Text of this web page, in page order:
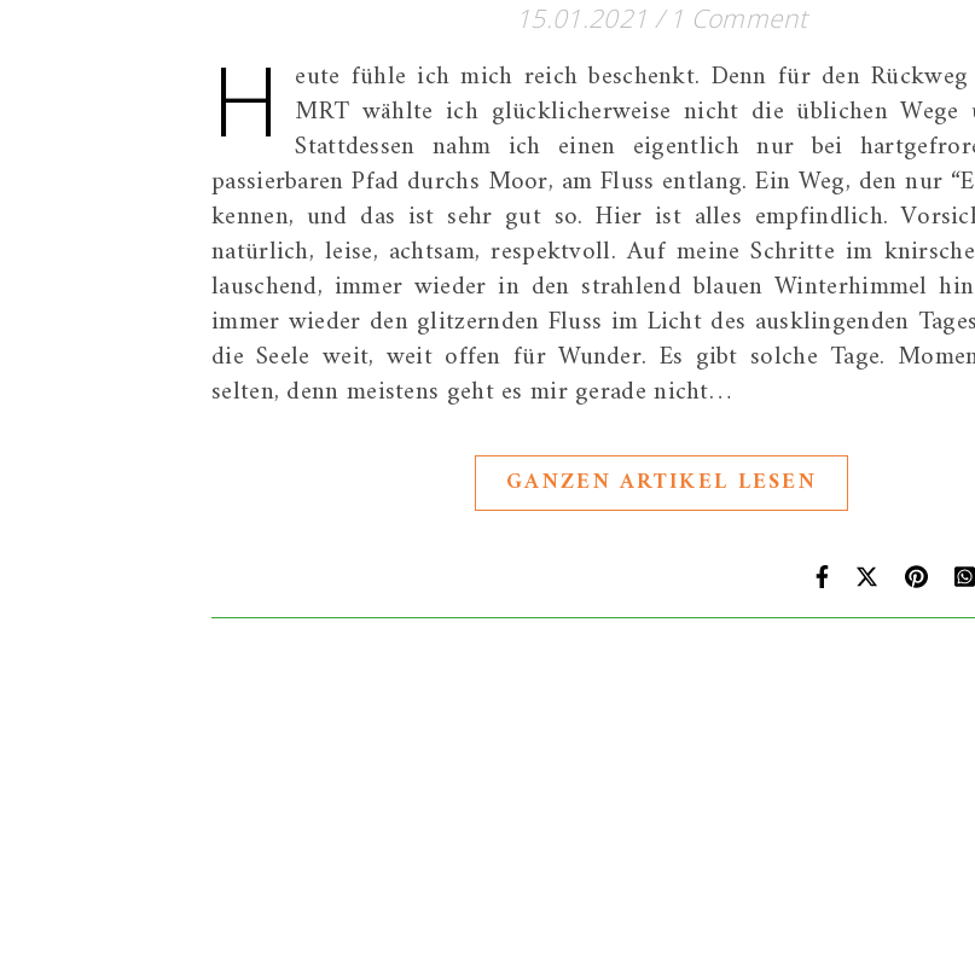
15.01.2021 / 1 Comment
H eute fühle ich mich reich beschenkt. Denn für den
MRT wählte ich glücklicherweise nicht die üblichen Wege
Stattdessen nahm ich einen eigentlich nur bei
passierbaren Pfad durchs Moor, am Fluss entlang. Ein Weg, den nur
kennen, und das ist sehr gut so. Hier ist alles empfindlich.
natürlich, leise, achtsam, respektvoll. Auf meine Schritte im
lauschend, immer wieder in den strahlend blauen Winterhimmel
immer wieder den glitzernden Fluss im Licht des ausklingenden
die Seele weit, weit offen für Wunder. Es gibt solche Tage.
selten, denn meistens geht es mir gerade nicht…
GANZEN ARTIKEL LESEN